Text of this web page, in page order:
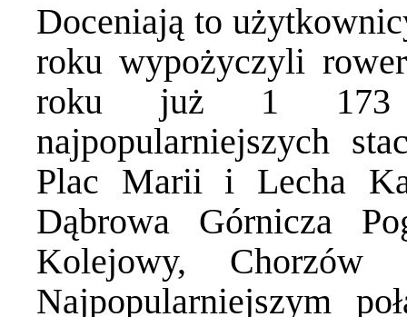
Doceniają to
roku wypożyczyli
roku już 1 173
najpopularniejszych
Plac Marii i Lecha
Dąbrowa Górnicza
Kolejowy,
Najpopularniejszym